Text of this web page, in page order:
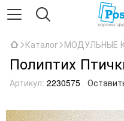
Каталог МОДУЛЬНЫЕ
Полиптих
Артикул: 2230575